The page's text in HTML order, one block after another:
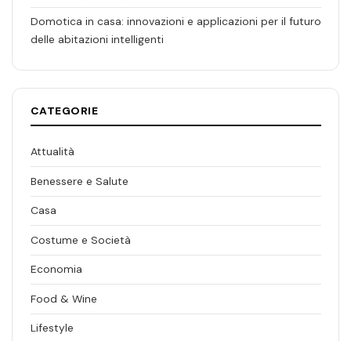
Domotica in casa: innovazioni e applicazioni per il futuro
delle abitazioni intelligenti
CATEGORIE
Attualità
Benessere e Salute
Casa
Costume e Società
Economia
Food & Wine
Lifestyle